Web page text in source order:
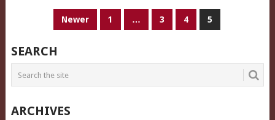
PAGINATION
PUBLICATIONS
Newer 1 … 3 4 5
SEARCH
ARCHIVES